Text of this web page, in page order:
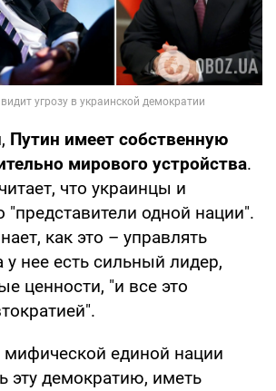
Путин имеет собственную
мирового устройства.
что украинцы и
"представители одной нации".
как это – управлять
у нее есть сильный лидер,
ценности, "и все это
единой нации
эту демократию, иметь